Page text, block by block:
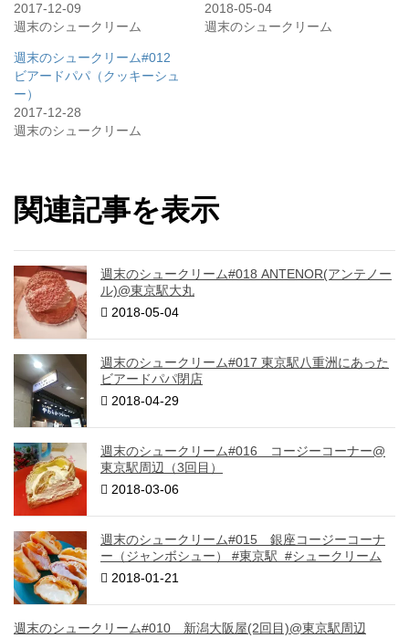
2017-12-09
週末のシュークリーム
2018-05-04
週末のシュークリーム
週末のシュークリーム#012
ビアードパパ（クッキーシュ
ー）
2017-12-28
週末のシュークリーム
関連記事を表示
週末のシュークリーム#018 ANTENOR(アンテノー
ル)@東京駅大丸
2018-05-04
週末のシュークリーム#017 東京駅八重洲にあった
ビアードパパ閉店
2018-04-29
週末のシュークリーム#016 コージーコーナー@
東京駅周辺（3回目）
2018-03-06
週末のシュークリーム#015 銀座コージーコーナ
ー（ジャンボシュー） #東京駅 #シュークリーム
2018-01-21
週末のシュークリーム#010 新潟大阪屋(2回目)@東京駅周辺